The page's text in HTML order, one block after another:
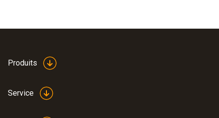
Produits
Service